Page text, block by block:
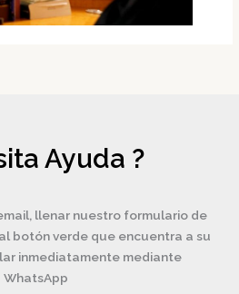
Ayuda ?
llenar nuestro formulario de
botón verde que encuentra a su
inmediatamente mediante
WhatsApp